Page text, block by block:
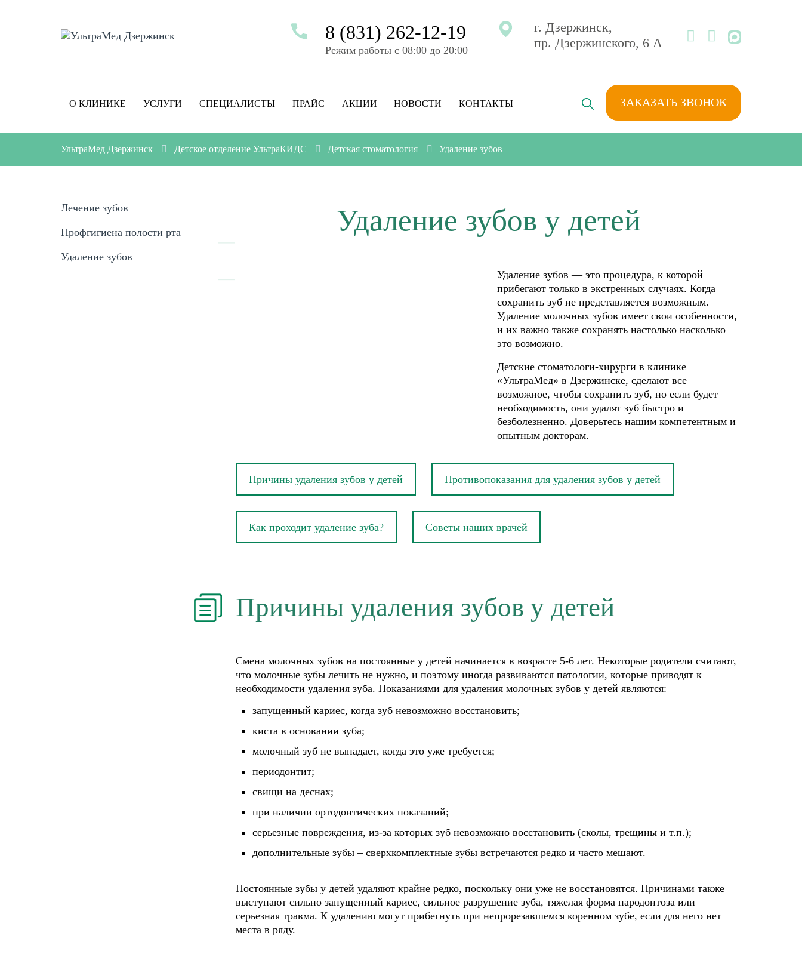
8 (831) 262-12-19
Режим работы с 08:00 до 20:00
г. Дзержинск,
пр. Дзержинского, 6 А
MAX
О КЛИНИКЕ УСЛУГИ СПЕЦИАЛИСТЫ ПРАЙС АКЦИИ НОВОСТИ КОНТАКТЫ ЗАКАЗАТЬ ЗВОНОК
УльтраМед Дзержинск Детское отделение УльтраКИДС Детская стоматология Удаление зубов
Лечение зубов
Профгигиена полости рта
Удаление зубов
Удаление зубов у детей
Удаление зубов — это процедура, к которой
прибегают только в экстренных случаях. Когда
сохранить зуб не представляется возможным.
Удаление молочных зубов имеет свои особенности,
и их важно также сохранять настолько насколько
это возможно.
Детские стоматологи-хирурги в клинике
«УльтраМед» в Дзержинске, сделают все
возможное, чтобы сохранить зуб, но если будет
необходимость, они удалят зуб быстро и
безболезненно. Доверьтесь нашим компетентным и
опытным докторам.
Причины удаления зубов у детей Противопоказания для удаления зубов у детей
Как проходит удаление зуба? Советы наших врачей
Причины удаления зубов у детей
Смена молочных зубов на постоянные у детей начинается в возрасте 5-6 лет. Некоторые родители считают,
что молочные зубы лечить не нужно, и поэтому иногда развиваются патологии, которые приводят к
необходимости удаления зуба. Показаниями для удаления молочных зубов у детей являются:
запущенный кариес, когда зуб невозможно восстановить;
киста в основании зуба;
молочный зуб не выпадает, когда это уже требуется;
периодонтит;
свищи на деснах;
при наличии ортодонтических показаний;
серьезные повреждения, из-за которых зуб невозможно восстановить (сколы, трещины и т.п.);
дополнительные зубы – сверхкомплектные зубы встречаются редко и часто мешают.
Постоянные зубы у детей удаляют крайне редко, поскольку они уже не восстановятся. Причинами также
выступают сильно запущенный кариес, сильное разрушение зуба, тяжелая форма пародонтоза или
серьезная травма. К удалению могут прибегнуть при непрорезавшемся коренном зубе, если для него нет
места в ряду.